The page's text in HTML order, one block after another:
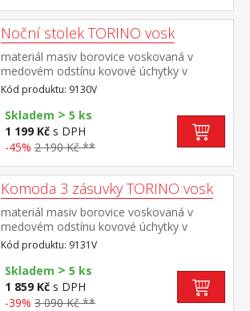
Noční stolek TORINO vosk
materiál masiv borovice voskovaná v
medovém odstínu kovové úchytky v
barevném provedení černěná mosaz jedna
zásuvka s kovovými pojezdy
Kód produktu: 9130V
Skladem > 5 ks
1 199 Kč s DPH
-45% 2 190 Kč **
Komoda 3 zásuvky TORINO vosk
materiál masiv borovice voskovaná v
medovém odstínu kovové úchytky v
barevném provedení černěná mosaz tři
zásuvky s kovovými pojezdy
Kód produktu: 9131V
Skladem > 5 ks
1 859 Kč s DPH
-39% 3 090 Kč **